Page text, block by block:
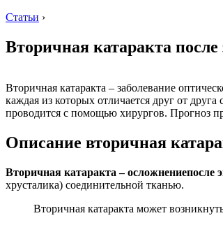
Статьи ›
Вторичная катаракта
Вторичная катаракта – заболевание
каждая из которых отличается друг от
проводится с помощью хирургов. Прогноз
Описание вторичная
Вторичная катаракта – осложнениепосле
хрусталика) соединительной тканью.
Вторичная катаракта может